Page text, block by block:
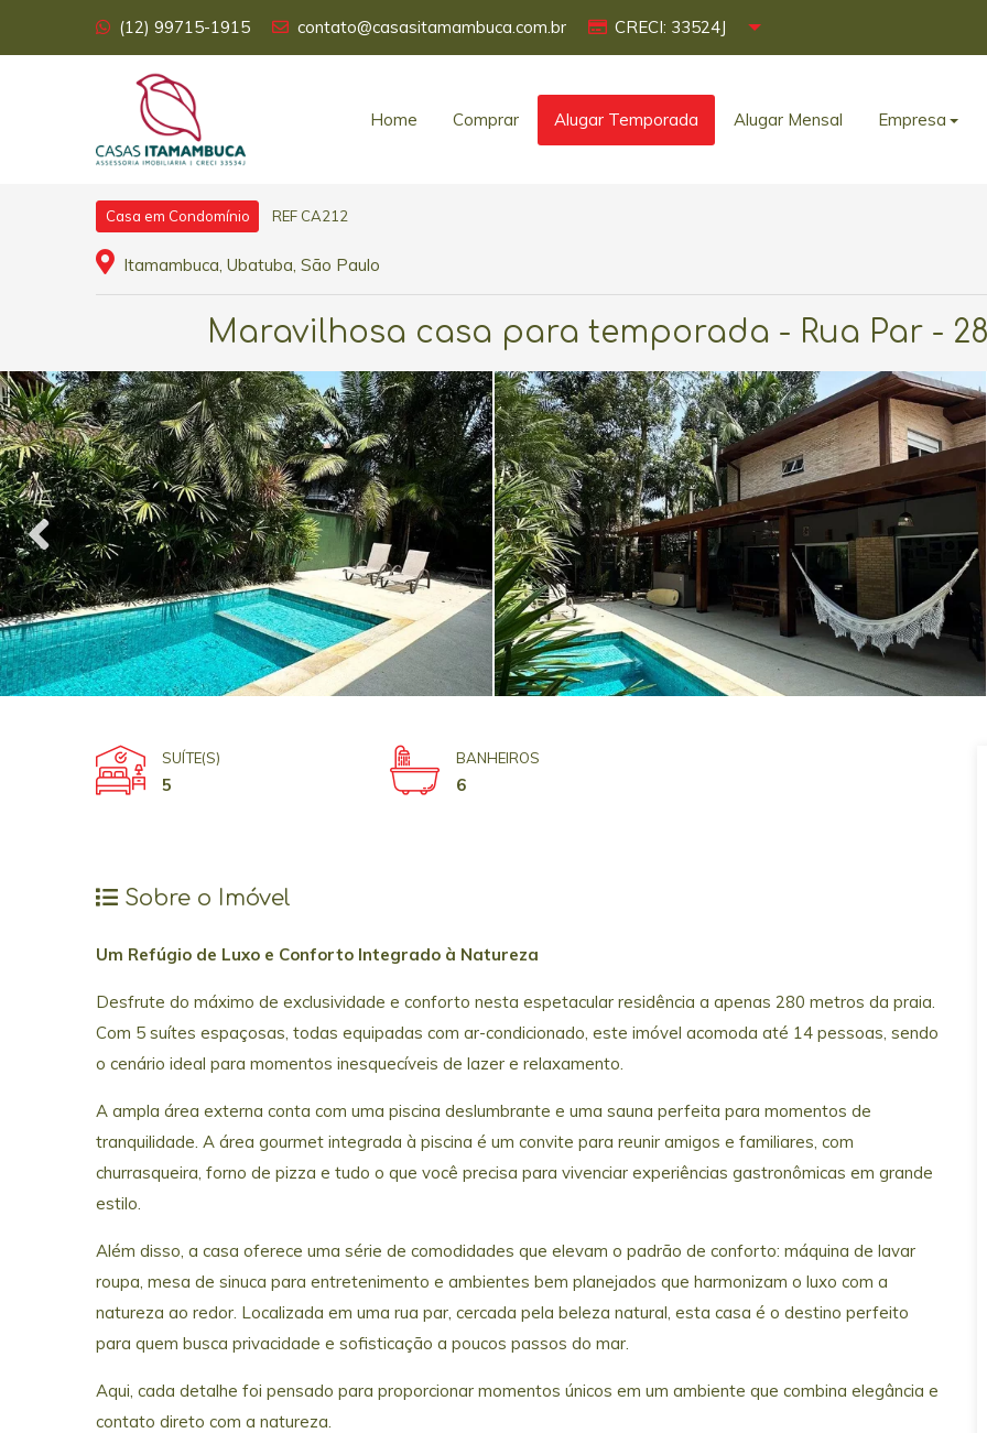
(12) 99715-1915 contato@casasitamambuca.com.br CRECI: 33524J
Home Comprar Alugar Temporada Alugar Mensal Empresa
Casa em Condomínio REF CA212
Itamambuca, Ubatuba, São Paulo
Maravilhosa casa para temporada - Rua Par -
SUÍTE(S)
5
BANHEIROS
6
Sobre o Imóvel
Um Refúgio de Luxo e Conforto Integrado à Natureza
Desfrute do máximo de exclusividade e conforto nesta espetacular residência a apenas 280 metros da praia.
Com 5 suítes espaçosas, todas equipadas com ar-condicionado, este imóvel acomoda até 14 pessoas, sendo
o cenário ideal para momentos inesquecíveis de lazer e relaxamento.
A ampla área externa conta com uma piscina deslumbrante e uma sauna perfeita para momentos de
tranquilidade. A área gourmet integrada à piscina é um convite para reunir amigos e familiares, com
churrasqueira, forno de pizza e tudo o que você precisa para vivenciar experiências gastronômicas em grande
estilo.
Além disso, a casa oferece uma série de comodidades que elevam o padrão de conforto: máquina de lavar
roupa, mesa de sinuca para entretenimento e ambientes bem planejados que harmonizam o luxo com a
natureza ao redor. Localizada em uma rua par, cercada pela beleza natural, esta casa é o destino perfeito
para quem busca privacidade e sofisticação a poucos passos do mar.
Aqui, cada detalhe foi pensado para proporcionar momentos únicos em um ambiente que combina elegância e
contato direto com a natureza.